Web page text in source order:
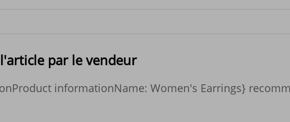
par le vendeur
informationName: Women's Earrings}